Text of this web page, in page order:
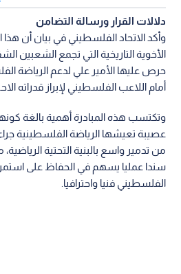
دلالات القرار ورسالة التضامن
وأكد الاتحاد الفلسطيني في بيان أن
الأخوية التاريخية التي تجمع الشعبين
حرص عليها الأمير علي لدعم الرياضة
أمام اللاعب الفلسطيني لإبراز قدراته
وتكتسب هذه المبادرة أهمية بالغة
عصيبة تعيشها الرياضة الفلسطينية
من تدمير واسع بالبنية التحتية الرياضية،
سندا عمليا يسهم في الحفاظ على
الفلسطيني فنيا واحترافيا.